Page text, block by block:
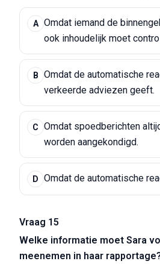
A Omdat iemand de
ook inhoudelijk moet
B
Omdat de automatische
verkeerde adviezen geeft.
C
Omdat spoedberichten
worden aangekondigd.
D Omdat de automatische
Vraag 15
Welke informatie moet Sara
meenemen in haar